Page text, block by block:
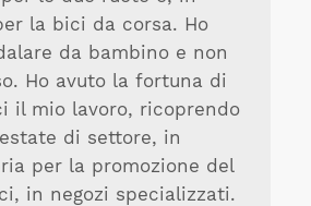
la bici da corsa. Ho
da bambino e non
Ho avuto la fortuna di
il mio lavoro, ricoprendo
di settore, in
per la promozione del
in negozi specializzati.